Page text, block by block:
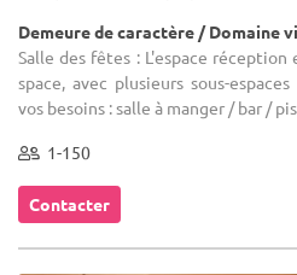
Demeure de caractère / Domaine
Salle des fêtes : L'espace
space, avec plusieurs sous-
vos besoins : salle à manger / bar /
1-150
Contacter